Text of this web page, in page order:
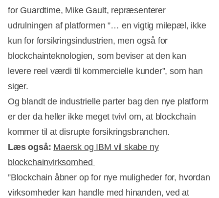
for Guardtime, Mike Gault, repræsenterer
udrulningen af platformen ”… en vigtig milepæl, ikke
kun for forsikringsindustrien, men også for
blockchainteknologien, som beviser at den kan
levere reel værdi til kommercielle kunder”, som han
siger.
Og blandt de industrielle parter bag den nye platform
er der da heller ikke meget tvivl om, at blockchain
kommer til at disrupte forsikringsbranchen.
Læs også: Maersk og IBM vil skabe ny
blockchainvirksomhed
”Blockchain åbner op for nye muligheder for, hvordan
virksomheder kan handle med hinanden, ved at